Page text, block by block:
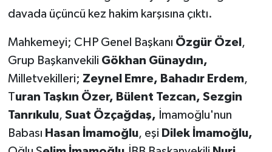
davada üçüncü kez hakim karşısına çıktı.
Mahkemeyi; CHP Genel Başkanı Özgür Özel ,
Grup Başkanvekili Gökhan Günaydın,
Milletvekilleri; Zeynel Emre, Bahadır Erdem,
Turan Taşkın Özer, Bülent Tezcan, Sezgin
Tanrıkulu, Suat Özçağdaş, İmamoğlu'nun
Babası Hasan İmamoğlu, eşi Dilek İmamoğlu,